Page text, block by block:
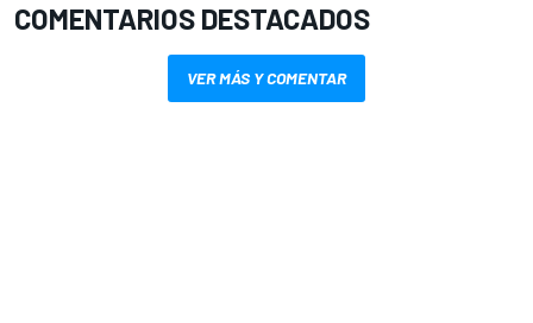
COMENTARIOS DESTACADOS
VER MÁS Y COMENTAR